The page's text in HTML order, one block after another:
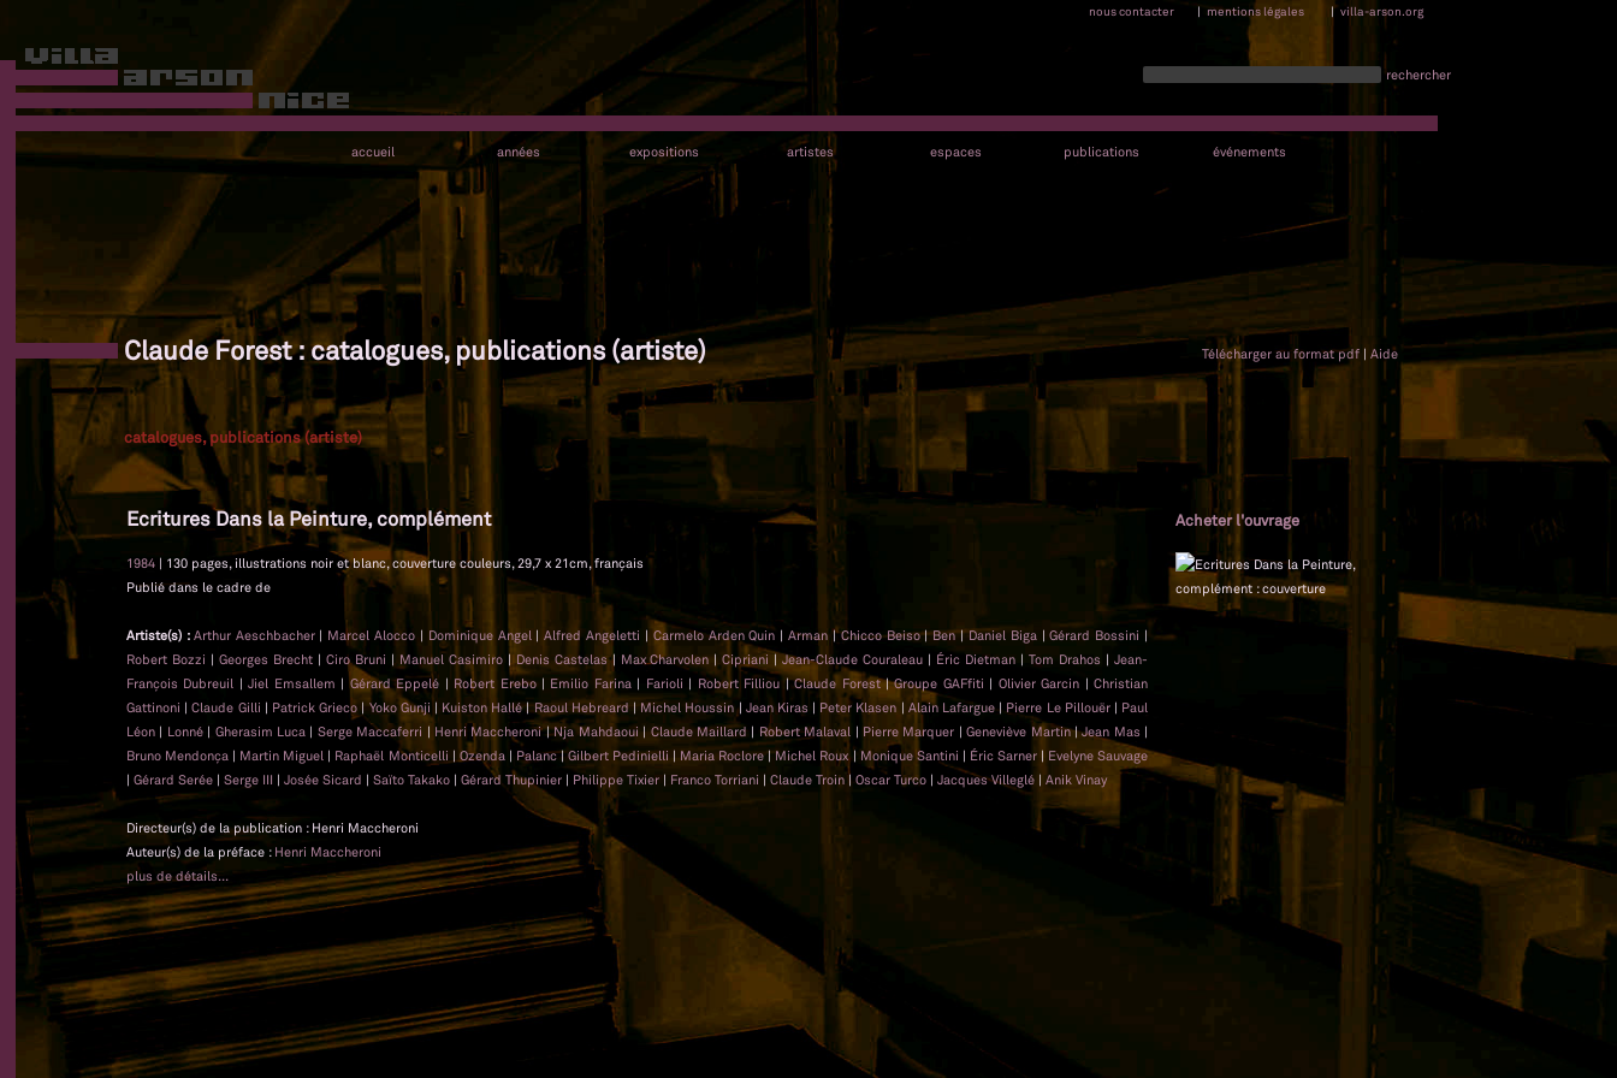
nous contacter | mentions légales | villa-arson.org
rechercher
accueil années expositions artistes espaces publications événements
Claude Forest : catalogues, publications (artiste) Télécharger au format pdf | Aide
catalogues, publications (artiste)
Ecritures Dans la Peinture, complément Acheter l'ouvrage
1984 | 130 pages, illustrations noir et blanc, couverture couleurs, 29,7 x 21cm, français
Publié dans le cadre de
Artiste(s) : Arthur Aeschbacher| Marcel Alocco | Dominique Angel |Alfred Angeletti | Carmelo Arden Quin |Arman |Chicco Beiso|Ben|Daniel Biga |Gérard Bossini |
Robert Bozzi | Georges Brecht| Ciro Bruni | Manuel Casimiro| Denis Castelas| Max Charvolen |Cipriani |Jean-Claude Couraleau | Éric Dietman |Tom Drahos |Jean-
François Dubreuil |Jiel Emsallem | Gérard Eppelé | Robert Erebo| Emilio Farina | Farioli | Robert Filliou |Claude Forest|Groupe GAFfiti | Olivier Garcin |Christian
Gattinoni |Claude Gilli | Patrick Grieco |Yoko Gunji | Kuiston Hallé|Raoul Hebreard| Michel Houssin | Jean Kiras | Peter Klasen | Alain Lafargue | Pierre Le Pillouër| Paul
Léon | Lonné| Gherasim Luca | Serge Maccaferri | Henri Maccheroni|Nja Mahdaoui | Claude Maillard | Robert Malaval | Pierre Marquer |Geneviève Martin|Jean Mas |
Bruno Mendonça | Martin Miguel | Raphaël Monticelli | Ozenda | Palanc|Gilbert Pedinielli | Maria Roclore | Michel Roux| Monique Santini | Éric Sarner| Evelyne Sauvage
| Gérard Serée | Serge III | Josée Sicard | Saïto Takako | Gérard Thupinier | Philippe Tixier | Franco Torriani | Claude Troin | Oscar Turco | Jacques Villeglé | Anik Vinay
Directeur(s) de la publication : Henri Maccheroni
Auteur(s) de la préface : Henri Maccheroni
plus de détails...